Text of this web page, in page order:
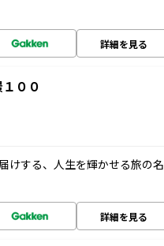
詳細を見る
００
けする、人生を輝かせる旅の名
詳細を見る